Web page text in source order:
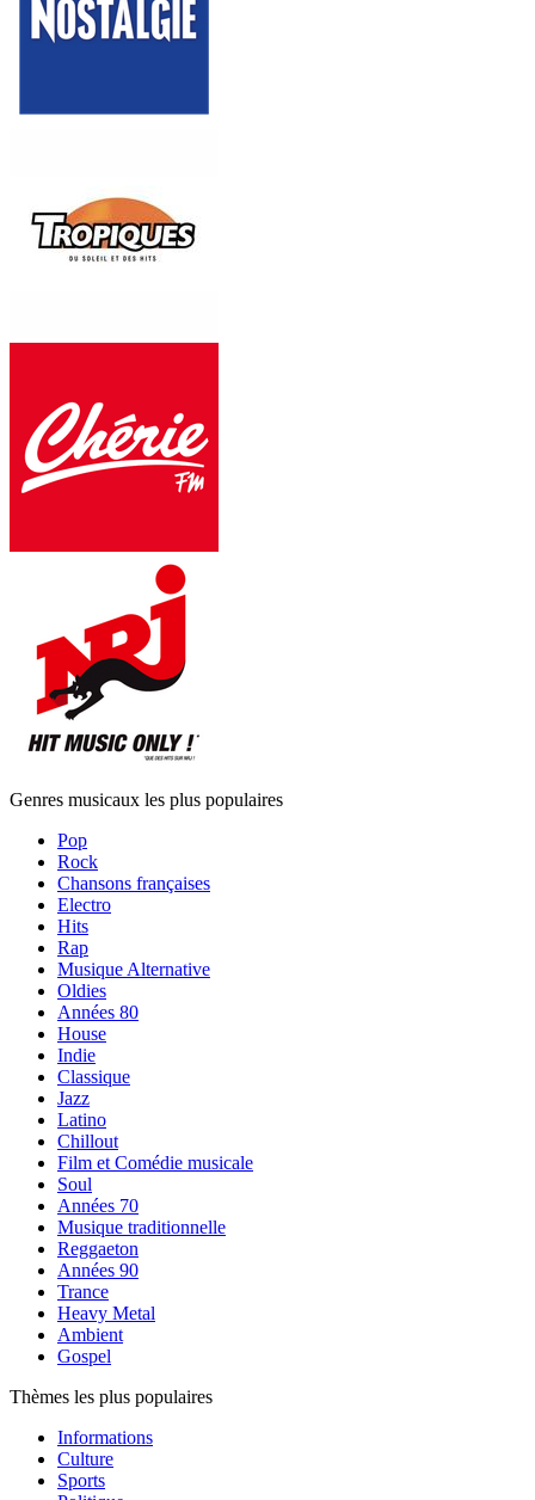
Genres musicaux les plus populaires
Pop
Rock
Chansons françaises
Electro
Hits
Rap
Musique Alternative
Oldies
Années 80
House
Indie
Classique
Jazz
Latino
Chillout
Film et Comédie musicale
Soul
Années 70
Musique traditionnelle
Reggaeton
Années 90
Trance
Heavy Metal
Ambient
Gospel
Thèmes les plus populaires
Informations
Culture
Sports